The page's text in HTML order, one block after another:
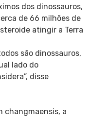
dos dinossauros,
de 66 milhões de
atingir a Terra
são dinossauros,
lado do
disse
changmaensis, a